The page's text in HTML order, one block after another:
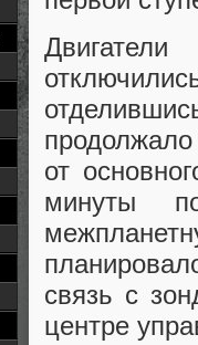
от
минуты
связь с
центре